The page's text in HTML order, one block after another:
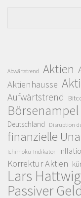
Abwärtstrend Aktien
Aktienhausse
Aufwärtstrend
Börsenampel
Deutschland Disruption
finanzielle
Ichimoku-Indikator
Korrektur Aktien
Lars Hattwig
Passiver